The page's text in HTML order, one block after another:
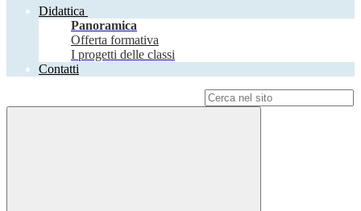
Didattica
Panoramica
Offerta formativa
I progetti delle classi
Contatti